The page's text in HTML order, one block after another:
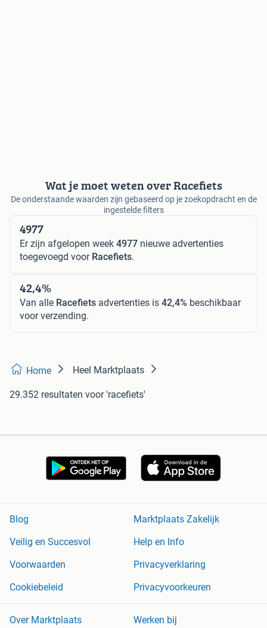
Wat je moet weten over Racefiets
De onderstaande waarden zijn gebaseerd op je zoekopdracht en de
ingestelde filters
4977
Er zijn afgelopen week 4977 nieuwe advertenties
toegevoegd voor Racefiets.
42,4%
Van alle Racefiets advertenties is 42,4% beschikbaar
voor verzending.
Home Heel Marktplaats
29.352 resultaten voor 'racefiets'
Blog
Marktplaats Zakelijk
Veilig en Succesvol
Help en Info
Voorwaarden
Privacyverklaring
Cookiebeleid
Privacyvoorkeuren
Over Marktplaats Werken bij